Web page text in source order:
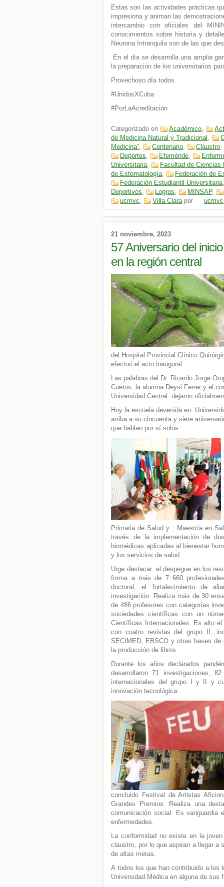
Estas son las actividades prácticas
impresiona y animan las
intercambio con oficiales del
conocimientos sobre historia y
Neurona Intranquila son de las que
En el día se desarrolla una amplia
la preparación de los universitarios
Provechoso día todos.
#UnidosXCuba
#PorLaAcreditación
Categorizado en Académico,
de Medicina Natural y Tradicional ,
Medicina”, Centenario, Claustro,
Deportes, Efeméride,
Universitaria,
Facultad de Ciencias
de Estomatología,
Federación de
Federación Estudiantil Universitaria
Deportivos, Logros, MINSAP,
ucmvc, Villa Clarapor ucmvc
21 noviembre, 2023
57 Aniversario del
en la región central
del Hospital Provincial Clínico
efectuó el acto inaugural.
Las palabras del Dr. Ricardo Jorge
Cuetos, la alumna Deysi Ferrer y el
Universidad Central dejaron
Hoy la escuela devenida en
arriba a su cincuenta y siete
que hablan por sí solos.
Primaria de Salud y Maestría en
través de la implementación de
biomédicas aplicadas al bienestar
y los servicios de salud.
Urge destacar el despegue en los
forma a más de 7 660
doctoral, el fortalecimiento de
investigación. Realiza más de 30
de 486 profesores con categorías
sociedades científicas con un
Científicas Internacionales. Es alto
con cuatro revistas del grupo II,
SECIMED, EBSCO y otras bases
la producción de libros.
Durante los años declarados
desarrollaron 71 investigaciones,
internacionales del grupo I y II y
innovación tecnológica.
concluido Festival de Artistas
Grandes Premios. Realiza una
comunicación social. Es vanguardia
enfermedades.
La conformidad no existe en la
claustro, por lo que aspiran a llegar a
de altas metas.
A todos los que han contribuido a los
Universidad Médica en alguna de